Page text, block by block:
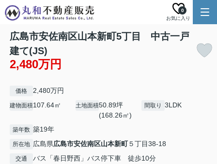
お気に入り
0
広島市安佐南区山本新町5丁目 中古一戸
建て(JS)
2,480万円
価格 2,480万円
建物面積107.64㎡ 土地面積50.89坪
(168.26㎡)
間取り 3LDK
築年数 築19年
所在地 広島県広島市安佐南区山本新町５丁目38-18
交通
バス「春日野西」バス停下車 徒歩10分